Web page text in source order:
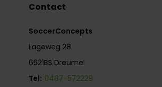
Contact
SoccerConcepts
Lageweg 28
6621BS Dreumel
Tel: 0487-572229